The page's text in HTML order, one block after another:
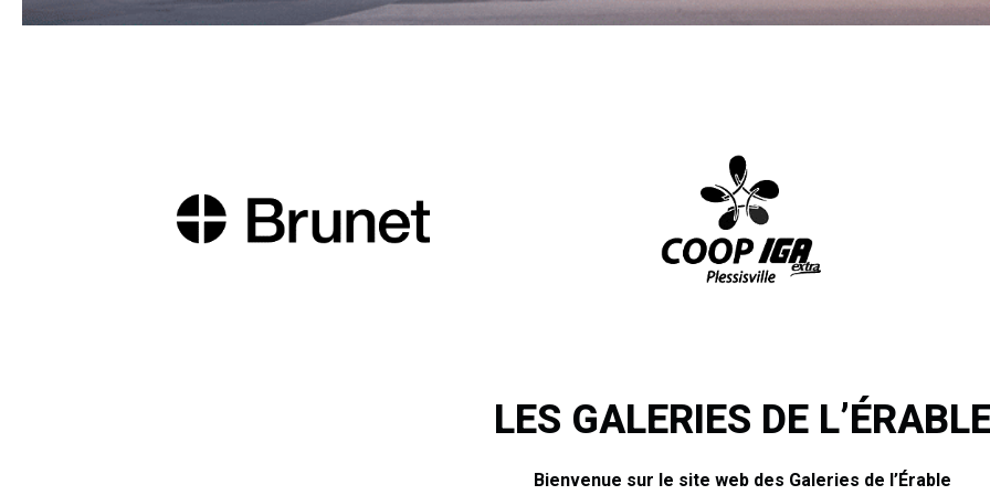
LES GALERIES DE
Bienvenue sur le site web des Galeries de l’Érable